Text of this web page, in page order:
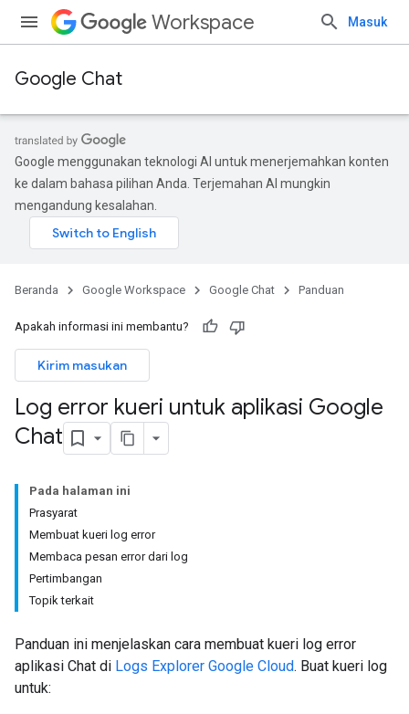
Workspace Masuk
Google Chat
Google menggunakan teknologi AI untuk menerjemahkan konten
ke dalam bahasa pilihan Anda. Terjemahan AI mungkin
mengandung kesalahan.
Beranda Google Workspace Google Chat Panduan
Apakah informasi ini membantu?
Kirim masukan
Log error kueri untuk aplikasi Google
Chat
Pada halaman ini
Prasyarat
Membuat kueri log error
Membaca pesan error dari log
Pertimbangan
Topik terkait
Panduan ini menjelaskan cara membuat kueri log error
aplikasi Chat di Logs Explorer Google Cloud. Buat kueri log
untuk: